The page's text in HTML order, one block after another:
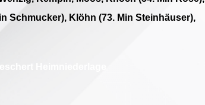
Schmucker), Klöhn (73. Min Steinhäuser),
Heimniederlage